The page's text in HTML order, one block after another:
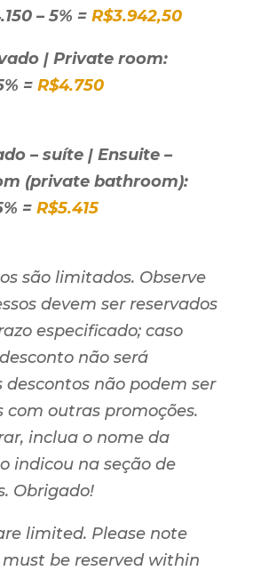
– 5% = R$3.942,50
| Private room:
= R$4.750
– suíte | Ensuite –
(private bathroom):
= R$5.415
são limitados. Observe
devem ser reservados
especificado; caso
não será
descontos não podem ser
com outras promoções.
inclua o nome da
indicou na seção de
Obrigado!
limited. Please note
be reserved within